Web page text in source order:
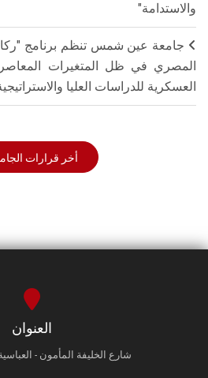
والاستدامة"
جامعة عين شمس تنظم برنامج
المصري في ظل المتغيرات
العسكرية للدراسات العليا
أخر قرارات
العنوان
شارع الخليفة المأمون -